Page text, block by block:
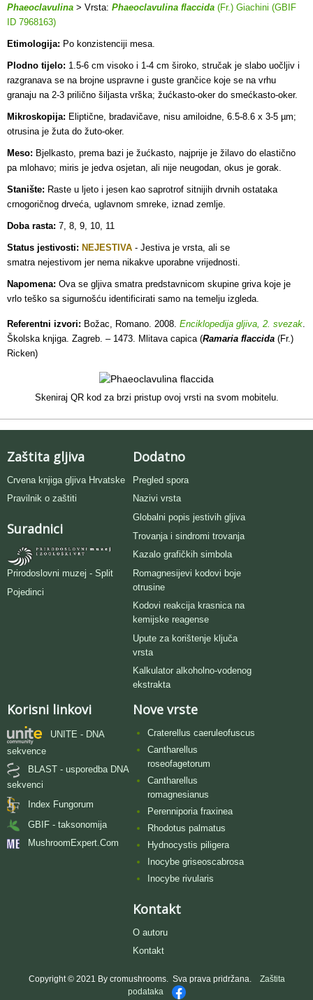
Phaeoclavulina > Vrsta: Phaeoclavulina flaccida (Fr.) Giachini (GBIF
ID 7968163)
Etimologija: Po konzistenciji mesa.
Plodno tijelo: 1.5-6 cm visoko i 1-4 cm široko, stručak je slabo uočljiv i
razgranava se na brojne uspravne i guste grančice koje se na vrhu
granaju na 2-3 prilično šiljasta vrška; žućkasto-oker do smećkasto-oker.
Mikroskopija: Eliptične, bradavičave, nisu amiloidne, 6.5-8.6 x 3-5 µm;
otrusina je žuta do žuto-oker.
Meso: Bjelkasto, prema bazi je žućkasto, najprije je žilavo do elastično
pa mlohavo; miris je jedva osjetan, ali nije neugodan, okus je gorak.
Stanište: Raste u ljeto i jesen kao saprotrof sitnijih drvnih ostataka
crnogoričnog drveća, uglavnom smreke, iznad zemlje.
Doba rasta: 7, 8, 9, 10, 11
Status jestivosti: NEJESTIVA - Jestiva je vrsta, ali se
smatra nejestivom jer nema nikakve uporabne vrijednosti.
Napomena: Ova se gljiva smatra predstavnicom skupine griva koje je
vrlo teško sa sigurnošću identificirati samo na temelju izgleda.
Referentni izvori: Božac, Romano. 2008. Enciklopedija gljiva, 2. svezak.
Školska knjiga. Zagreb. – 1473. Mlitava capica (Ramaria flaccida (Fr.)
Ricken)
Skeniraj QR kod za brzi pristup ovoj vrsti na svom mobitelu.
Zaštita gljiva
Crvena knjiga gljiva Hrvatske
Pravilnik o zaštiti
Suradnici
Prirodoslovni muzej - Split
Pojedinci
Dodatno
Pregled spora
Nazivi vrsta
Globalni popis jestivih gljiva
Trovanja i sindromi trovanja
Kazalo grafičkih simbola
Romagnesijevi kodovi boje
otrusine
Kodovi reakcija krasnica na
kemijske reagense
Upute za korištenje ključa
vrsta
Kalkulator alkoholno-vodenog
ekstrakta
Korisni linkovi
UNITE - DNA
sekvence
BLAST - usporedba DNA
sekvenci
Index Fungorum
GBIF - taksonomija
MushroomExpert.Com
Nove vrste
Craterellus caeruleofuscus
Cantharellus
roseofagetorum
Cantharellus
romagnesianus
Perenniporia fraxinea
Rhodotus palmatus
Hydnocystis piligera
Inocybe griseoscabrosa
Inocybe rivularis
Kontakt
O autoru
Kontakt
Copyright © 2021 By cromushrooms. Sva prava pridržana. Zaštita
podataka